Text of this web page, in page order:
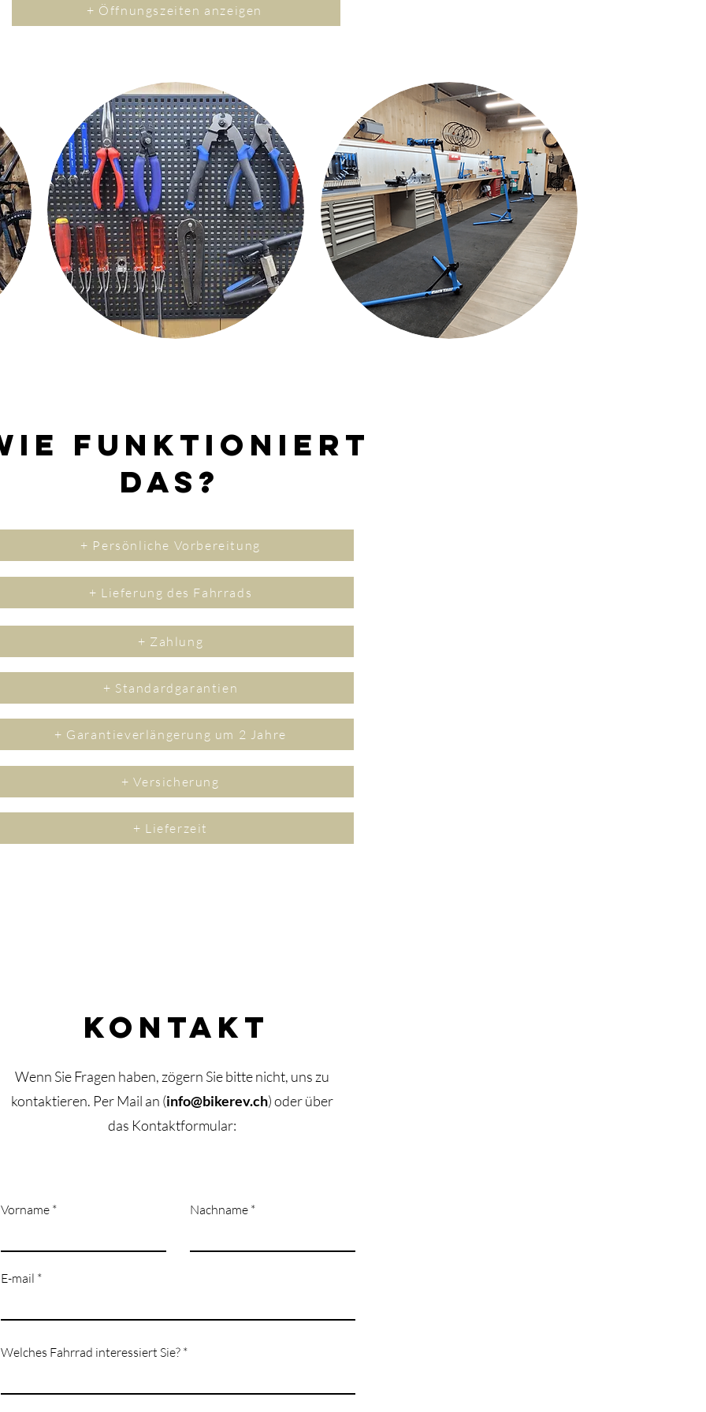
+ Öffnungszeiten anzeigen
funktioniert
das?
+ Persönliche Vorbereitung
+ Lieferung des Fahrrads
+ Zahlung
+ Standardgarantien
+ Garantieverlängerung um 2 Jahre
+ Versicherung
+ Lieferzeit
Kontakt
Wenn Sie Fragen haben, zögern Sie bitte nicht, uns zu
kontaktieren. ​Per Mail an (info@bikerev.ch)oder über
das Kontaktformular:
Vorname Nachname
E-mail
Welches Fahrrad interessiert Sie?